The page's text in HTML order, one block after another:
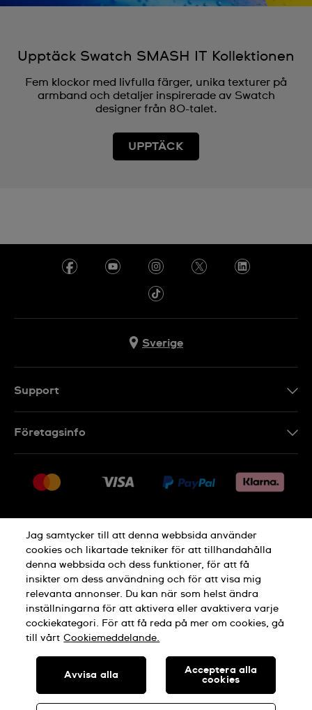
Upptäck Swatch SMASH IT Kollektionen
Fem klockor med livfulla färger, unika texturer på
armband och detaljer inspirerade av Swatch
designer från 80-talet.
UPPTÄCK
Sverige
Support
Returer
Försäljningsvillkor
Ångra köp
Företagsinfo
Jobs
Integritetspolicy Cookie Notice
Allmänna Villkor
TILLVERKAD I SCHWEIZ
© SWATCH AG 2026. ALL RIGHTS RESERVED: SWISS WATCHES
Jag samtycker till att denna webbsida använder
cookies och likartade tekniker för att tillhandahålla
denna webbsida och dess funktioner, för att få
insikter om dess användning och för att visa mig
relevanta annonser. Du kan när som helst ändra
inställningarna för att aktivera eller avaktivera varje
cockiekategori. För att få reda på mer om cookies, gå
till vårt Cookiemeddelande.
Avvisa alla
Acceptera alla
cookies